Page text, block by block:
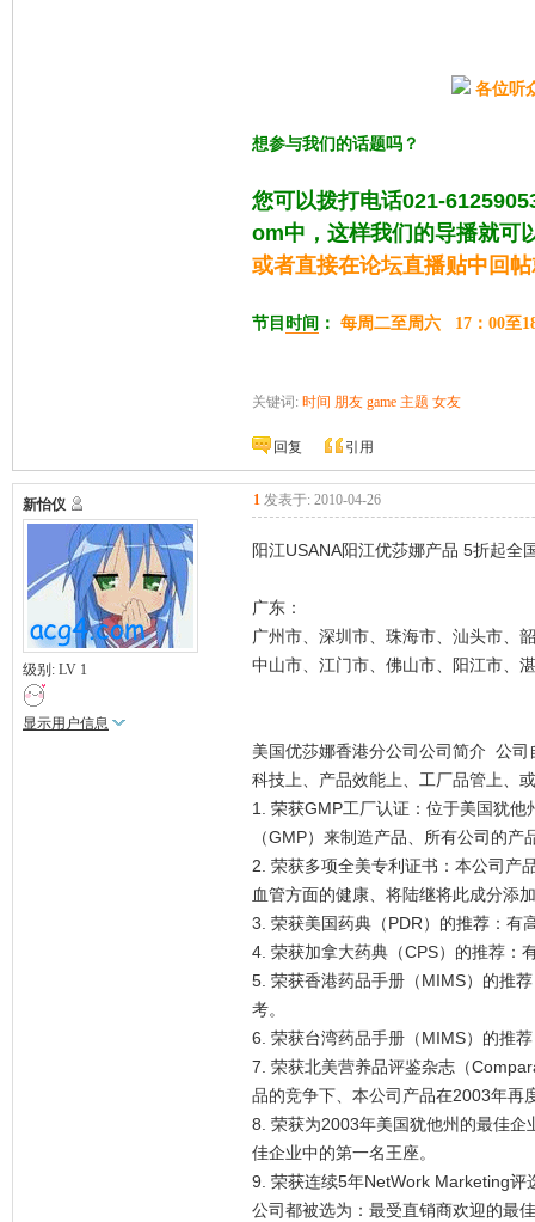
各位听
想参与我们的话题吗？
您可以拨打电话021-
om中，这样我们的导播就可
或者直接在论坛直播贴中回
节目 时间 ： 每周二至周六 17 ：00至
关键词: 时间 朋友 game 主题 女友
回复 引用
新怡仪
级别: LV 1
显示用户信息
1 发表于: 2010-04-26
阳江USANA阳江优莎娜产品 5折起全
广东：
广州市、深圳市、珠海市、汕头市、
中山市、江门市、佛山市、阳江市、
美国优莎娜香港分公司公司简介 公
科技上、产品效能上、工厂品管上、
1. 荣获GMP工厂认证：位于美国犹
（GMP）来制造产品、所有公司的
2. 荣获多项全美专利证书：本公司产
血管方面的健康、将陆继将此成分添
3. 荣获美国药典（PDR）的推荐：有
4. 荣获加拿大药典（CPS）的推荐：
5. 荣获香港药品手册（MIMS）的推
考。
6. 荣获台湾药品手册（MIMS）的推
7. 荣获北美营养品评鉴杂志（
品的竞争下、本公司产品在2003年再
8. 荣获为2003年美国犹他州的最佳
佳企业中的第一名王座。
9. 荣获连续5年NetWork Marketing评
公司都被选为：最受直销商欢迎的最